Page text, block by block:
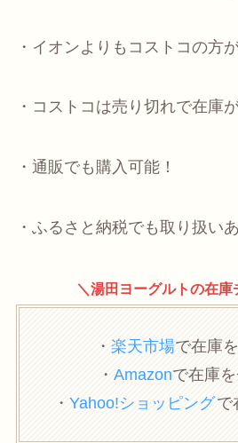
・イオンよりもコストコの方
・コストコは売り切れで在庫
・通販でも購入可能！
・ふるさと納税でも取り扱いあ
＼湯田ヨーグルトの在庫
・ 楽天市場で在庫
・ Amazonで在庫
・ Yahoo!ショッピングで